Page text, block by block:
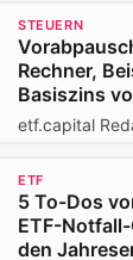
STEUERN
Rechner,
Basiszins
etf.capital
ETF
5 To-Dos
ETF-
den